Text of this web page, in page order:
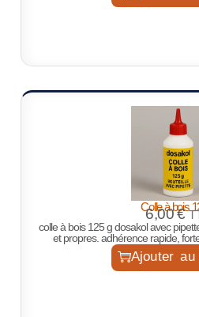
Colle à bois
6,00€
colle à bois 125 g dosakol avec
et propres. adhérence rapide,
Ajouter au